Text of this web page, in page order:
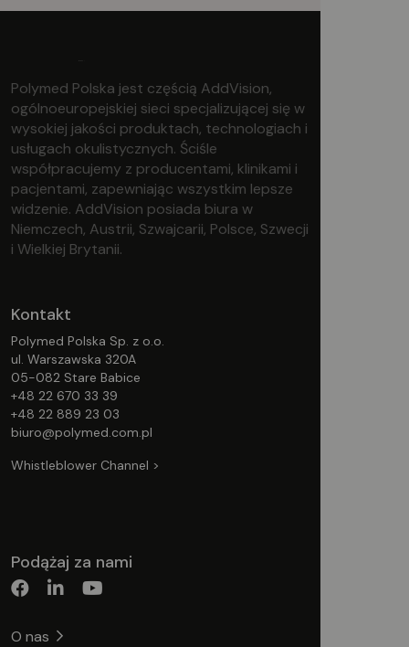
Polymed Polska jest częścią AddVision,
ogólnoeuropejskiej sieci specjalizującej się w
wysokiej jakości produktach, technologiach i
usługach okulistycznych. Ściśle
współpracujemy z producentami, klinikami i
pacjentami, zapewniając wszystkim lepsze
widzenie. AddVision posiada biura w
Niemczech, Austrii, Szwajcarii, Polsce, Szwecji
i Wielkiej Brytanii.
Kontakt
Polymed Polska Sp. z o.o.
ul. Warszawska 320A
05-082 Stare Babice
+48 22 670 33 39
+48 22 889 23 03
biuro@polymed.com.pl
Whistleblower Channel >
Podążaj za nami
O nas